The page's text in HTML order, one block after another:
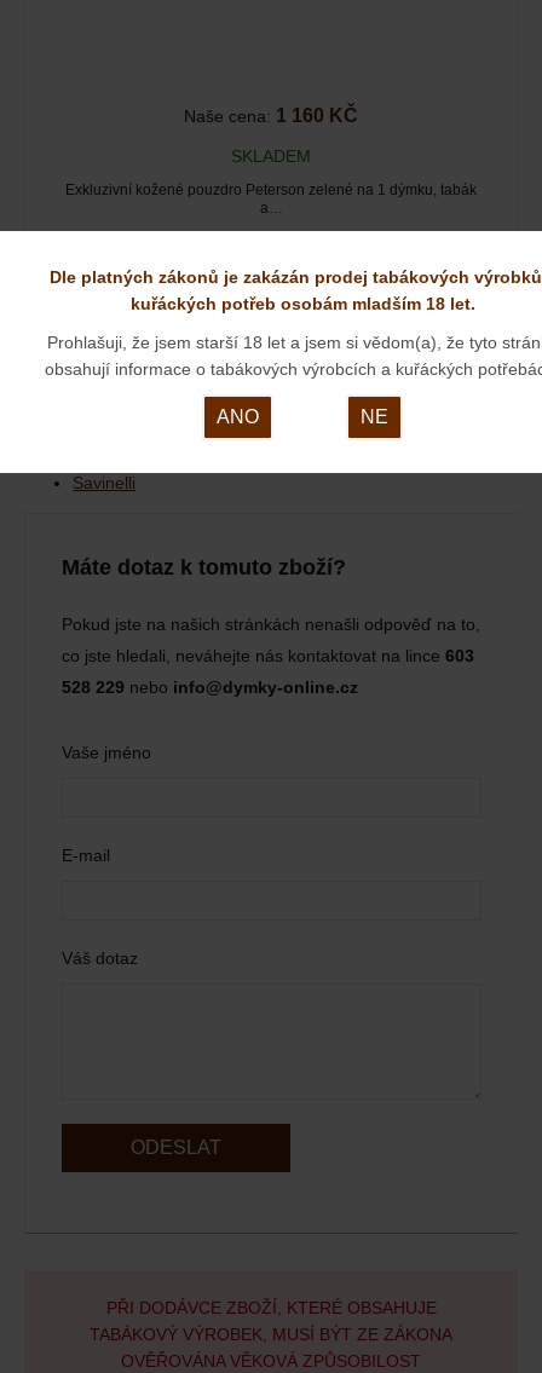
Naše cena: 1 160 KČ
SKLADEM
Exkluzivní kožené pouzdro Peterson zelené na 1 dýmku, tabák
a…
Savinelli Paloma smooth 101 naleznete v těchto
Dýmky
Dýmky Savinelli
Dýmky Savinelli
Dýmka Savinelli Paloma
Savinelli
Máte dotaz k tomuto zboží?
Pokud jste na našich stránkách nenašli odpověď na to,
co jste hledali, neváhejte nás kontaktovat na lince 603
528 229 nebo info@dymky-online.cz
Vaše jméno
E-mail
Váš dotaz
ODESLAT
PŘI DODÁVCE ZBOŽÍ, KTERÉ OBSAHUJE
TABÁKOVÝ VÝROBEK, MUSÍ BÝT ZE ZÁKONA
OVĚŘOVÁNA VĚKOVÁ ZPŮSOBILOST
Dle platných zákonů je zakázán prodej tabákových
kuřáckých potřeb osobám mladším 18 let.
Prohlašuji, že jsem starší 18 let a jsem si vědom(a), že tyto
obsahují informace o tabákových výrobcích a kuřáckých
ANO NE